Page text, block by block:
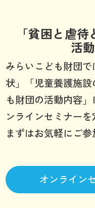
「貧困と虐
活
みらいこども財団
状」「児童養護施
も財団の活動内容
ンラインセミナーを
まずはお気軽にご参
オンライン